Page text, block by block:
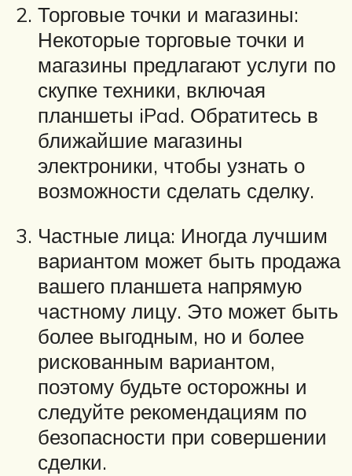
Торговые точки и магазины:
Некоторые торговые точки и
магазины предлагают услуги по
скупке техники, включая
планшеты iPad. Обратитесь в
ближайшие магазины
электроники, чтобы узнать о
возможности сделать сделку.
Частные лица: Иногда лучшим
вариантом может быть продажа
вашего планшета напрямую
частному лицу. Это может быть
более выгодным, но и более
рискованным вариантом,
поэтому будьте осторожны и
следуйте рекомендациям по
безопасности при совершении
сделки.